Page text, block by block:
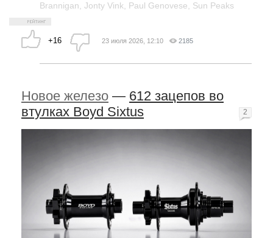
Brannigan Jonty Vink Paul Genovese Sun Peaks
+16 23 июля 2026, 12:10 2185
Новое железо — 612 зацепов во
втулках Boyd Sixtus
2